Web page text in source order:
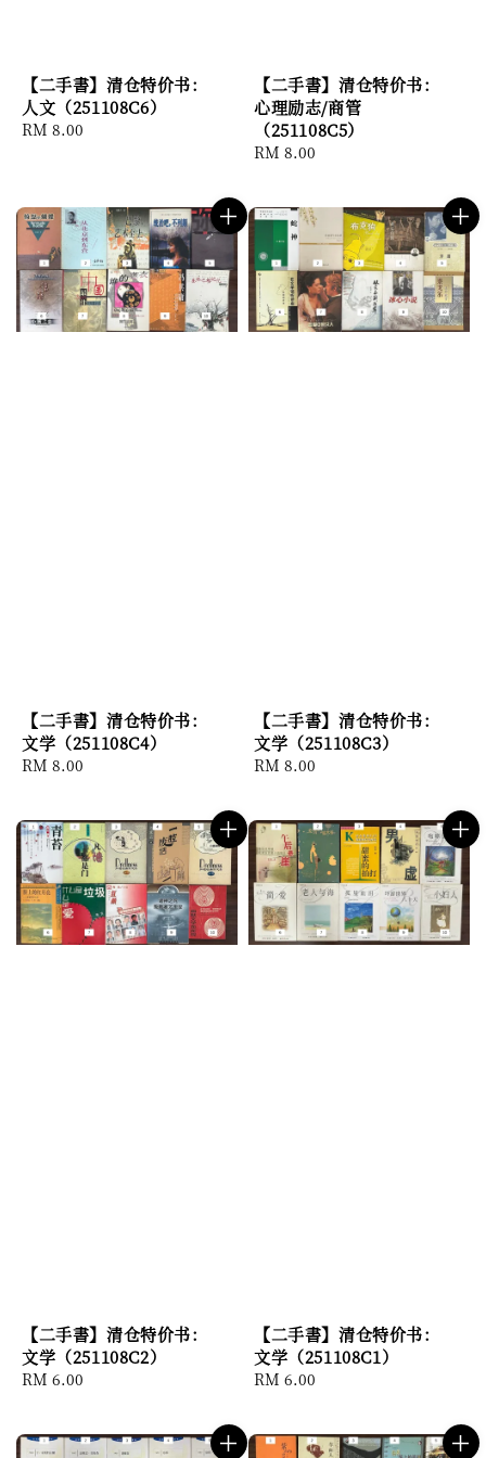
【二手書】清仓特价书：
人文（251108C6）
Regular
RM 8.00
【二手書】清仓特价书：
心理励志/商管
（251108C5）
Regular
RM 8.00
【二手書】清仓特价书：
文学（251108C4）
Regular
RM 8.00
【二手書】清仓特价书：
文学（251108C3）
Regular
RM 8.00
【二手書】清仓特价书：
文学（251108C2）
Regular
RM 6.00
【二手書】清仓特价书：
文学（251108C1）
Regular
RM 6.00